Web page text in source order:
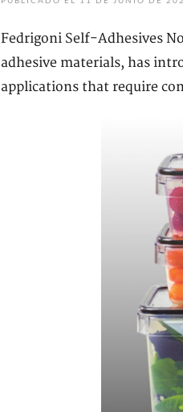
Fedrigoni Self-Adhesives
adhesive materials, has
applications that require